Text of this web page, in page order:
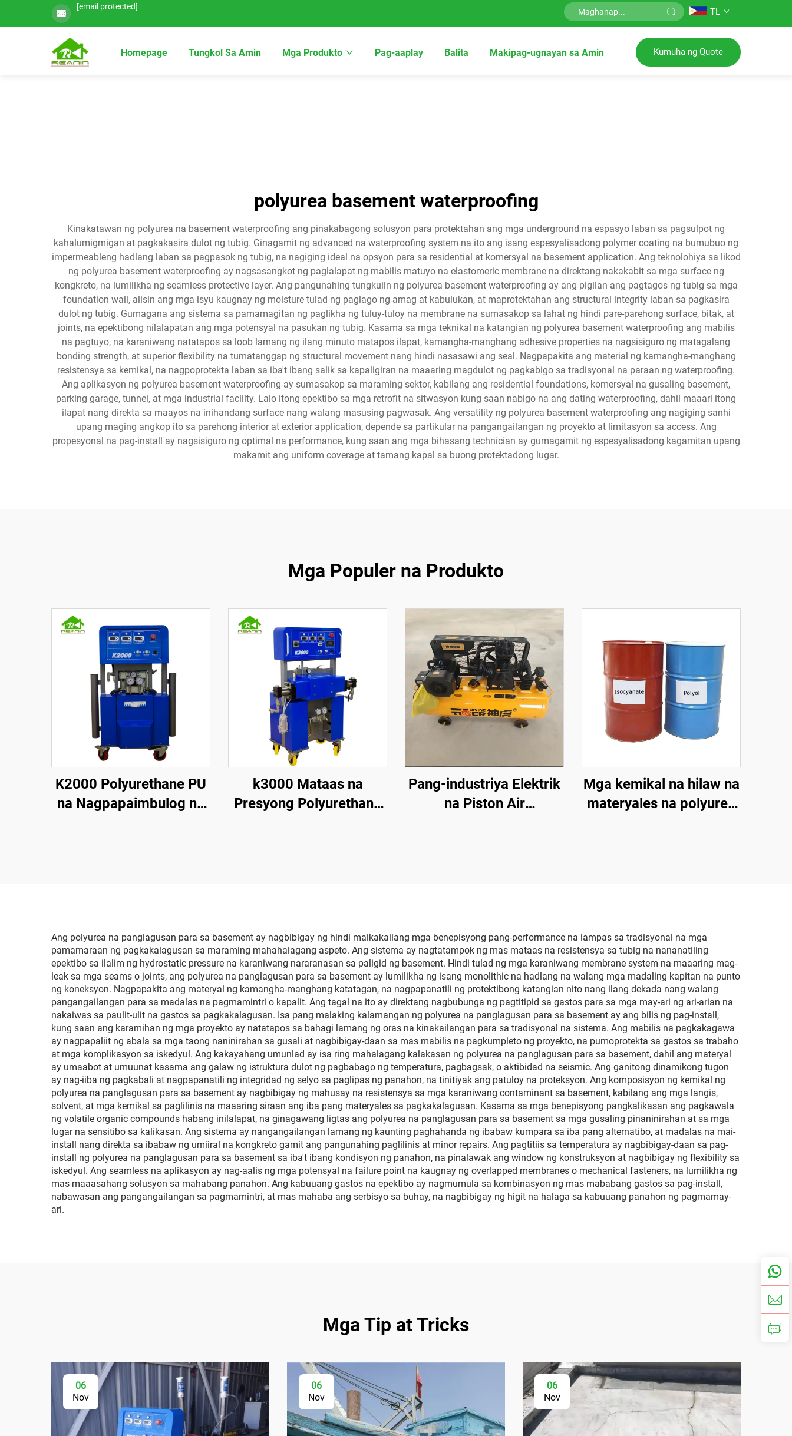
[email protected] TL
Homepage Tungkol Sa Amin Mga Produkto Pag-aaplay Balita Makipag-ugnayan sa Amin Kumuha ng Quote
polyurea basement waterproofing
Kinakatawan ng polyurea na basement waterproofing ang pinakabagong solusyon para protektahan ang mga underground na espasyo laban sa pagsulpot ng
kahalumigmigan at pagkakasira dulot ng tubig. Ginagamit ng advanced na waterproofing system na ito ang isang espesyalisadong polymer coating na bumubuo ng
impermeableng hadlang laban sa pagpasok ng tubig, na nagiging ideal na opsyon para sa residential at komersyal na basement application. Ang teknolohiya sa likod
ng polyurea basement waterproofing ay nagsasangkot ng paglalapat ng mabilis matuyo na elastomeric membrane na direktang nakakabit sa mga surface ng
kongkreto, na lumilikha ng seamless protective layer. Ang pangunahing tungkulin ng polyurea basement waterproofing ay ang pigilan ang pagtagos ng tubig sa mga
foundation wall, alisin ang mga isyu kaugnay ng moisture tulad ng paglago ng amag at kabulukan, at maprotektahan ang structural integrity laban sa pagkasira
dulot ng tubig. Gumagana ang sistema sa pamamagitan ng paglikha ng tuluy-tuloy na membrane na sumasakop sa lahat ng hindi pare-parehong surface, bitak, at
joints, na epektibong nilalapatan ang mga potensyal na pasukan ng tubig. Kasama sa mga teknikal na katangian ng polyurea basement waterproofing ang mabilis
na pagtuyo, na karaniwang natatapos sa loob lamang ng ilang minuto matapos ilapat, kamangha-manghang adhesive properties na nagsisiguro ng matagalang
bonding strength, at superior flexibility na tumatanggap ng structural movement nang hindi nasasawi ang seal. Nagpapakita ang material ng kamangha-manghang
resistensya sa kemikal, na nagpoprotekta laban sa iba't ibang salik sa kapaligiran na maaaring magdulot ng pagkabigo sa tradisyonal na paraan ng waterproofing.
Ang aplikasyon ng polyurea basement waterproofing ay sumasakop sa maraming sektor, kabilang ang residential foundations, komersyal na gusaling basement,
parking garage, tunnel, at mga industrial facility. Lalo itong epektibo sa mga retrofit na sitwasyon kung saan nabigo na ang dating waterproofing, dahil maaari itong
ilapat nang direkta sa maayos na inihandang surface nang walang masusing pagwasak. Ang versatility ng polyurea basement waterproofing ang nagiging sanhi
upang maging angkop ito sa parehong interior at exterior application, depende sa partikular na pangangailangan ng proyekto at limitasyon sa access. Ang
propesyonal na pag-install ay nagsisiguro ng optimal na performance, kung saan ang mga bihasang technician ay gumagamit ng espesyalisadong kagamitan upang
makamit ang uniform coverage at tamang kapal sa buong protektadong lugar.
Mga Populer na Produkto
K2000 Polyurethane PU
na Nagpapaimbulog na
k3000 Mataas na
Presyong Polyurethane
Pang-industriya Elektrik
na Piston Air
Mga kemikal na hilaw na
materyales na polyurea
Ang polyurea na panglagusan para sa basement ay nagbibigay ng hindi maikakailang mga benepisyong pang-performance na lampas sa tradisyonal na mga
pamamaraan ng pagkakalagusan sa maraming mahahalagang aspeto. Ang sistema ay nagtatampok ng mas mataas na resistensya sa tubig na nananatiling
epektibo sa ilalim ng hydrostatic pressure na karaniwang nararanasan sa paligid ng basement. Hindi tulad ng mga karaniwang membrane system na maaaring mag-
leak sa mga seams o joints, ang polyurea na panglagusan para sa basement ay lumilikha ng isang monolithic na hadlang na walang mga madaling kapitan na punto
ng koneksyon. Nagpapakita ang materyal ng kamangha-manghang katatagan, na nagpapanatili ng protektibong katangian nito nang ilang dekada nang walang
pangangailangan para sa madalas na pagmamintri o kapalit. Ang tagal na ito ay direktang nagbubunga ng pagtitipid sa gastos para sa mga may-ari ng ari-arian na
nakaiwas sa paulit-ulit na gastos sa pagkakalagusan. Isa pang malaking kalamangan ng polyurea na panglagusan para sa basement ay ang bilis ng pag-install,
kung saan ang karamihan ng mga proyekto ay natatapos sa bahagi lamang ng oras na kinakailangan para sa tradisyonal na sistema. Ang mabilis na pagkakagawa
ay nagpapaliit ng abala sa mga taong naninirahan sa gusali at nagbibigay-daan sa mas mabilis na pagkumpleto ng proyekto, na pumoprotekta sa gastos sa trabaho
at mga komplikasyon sa iskedyul. Ang kakayahang umunlad ay isa ring mahalagang kalakasan ng polyurea na panglagusan para sa basement, dahil ang materyal
ay umaabot at umuunat kasama ang galaw ng istruktura dulot ng pagbabago ng temperatura, pagbagsak, o aktibidad na seismic. Ang ganitong dinamikong tugon
ay nag-iiba ng pagkabali at nagpapanatili ng integridad ng selyo sa paglipas ng panahon, na tinitiyak ang patuloy na proteksyon. Ang komposisyon ng kemikal ng
polyurea na panglagusan para sa basement ay nagbibigay ng mahusay na resistensya sa mga karaniwang contaminant sa basement, kabilang ang mga langis,
solvent, at mga kemikal sa paglilinis na maaaring siraan ang iba pang materyales sa pagkakalagusan. Kasama sa mga benepisyong pangkalikasan ang pagkawala
ng volatile organic compounds habang inilalapat, na ginagawang ligtas ang polyurea na panglagusan para sa basement sa mga gusaling pinaninirahan at sa mga
lugar na sensitibo sa kalikasan. Ang sistema ay nangangailangan lamang ng kaunting paghahanda ng ibabaw kumpara sa iba pang alternatibo, at madalas na mai-
install nang direkta sa ibabaw ng umiiral na kongkreto gamit ang pangunahing paglilinis at minor repairs. Ang pagtitiis sa temperatura ay nagbibigay-daan sa pag-
install ng polyurea na panglagusan para sa basement sa iba't ibang kondisyon ng panahon, na pinalawak ang window ng konstruksyon at nagbibigay ng flexibility sa
iskedyul. Ang seamless na aplikasyon ay nag-aalis ng mga potensyal na failure point na kaugnay ng overlapped membranes o mechanical fasteners, na lumilikha ng
mas maaasahang solusyon sa mahabang panahon. Ang kabuuang gastos na epektibo ay nagmumula sa kombinasyon ng mas mababang gastos sa pag-install,
nabawasan ang pangangailangan sa pagmamintri, at mas mahaba ang serbisyo sa buhay, na nagbibigay ng higit na halaga sa kabuuang panahon ng pagmamay-
ari.
Mga Tip at Tricks
06
Nov
06
Nov
06
Nov